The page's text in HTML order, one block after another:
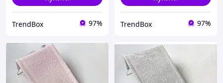
TrendBox 97% TrendBox 97%